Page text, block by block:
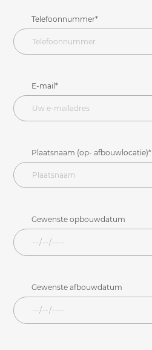
Telefoonnummer*
E-mail*
Plaatsnaam (op- afbouwlocatie)*
Gewenste opbouwdatum
Gewenste afbouwdatum